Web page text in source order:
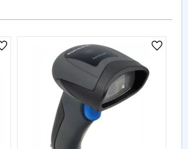
Lägg till i önskelista Lägg